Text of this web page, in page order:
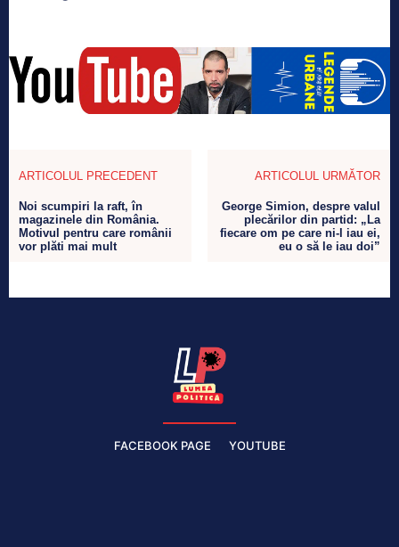
ARTICOLUL PRECEDENT
Noi scumpiri la raft, în
magazinele din România.
Motivul pentru care românii
vor plăti mai mult
ARTICOLUL URMĂTOR
George Simion, despre valul
plecărilor din partid: „La
fiecare om pe care ni-l iau ei,
eu o să le iau doi”
FACEBOOK PAGE YOUTUBE